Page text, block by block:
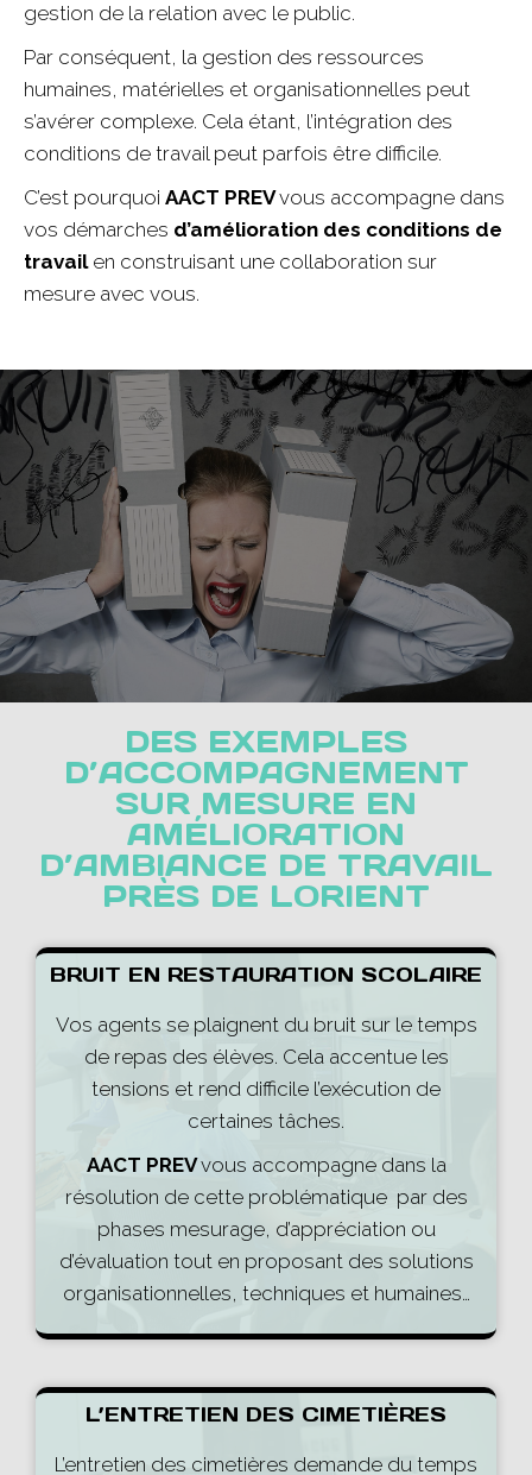
gestion de la relation avec le public.
Par conséquent, la gestion des ressources
humaines, matérielles et organisationnelles peut
s’avérer complexe. Cela étant, l’intégration des
conditions de travail peut parfois être difficile.
C’est pourquoi AACT PREVvous accompagne dans
vos démarches d’amélioration des conditions de
travail en construisant une collaboration sur
mesure avec vous.
DES EXEMPLES
D’ACCOMPAGNEMENT
SUR MESURE EN
AMÉLIORATION
D’AMBIANCE DE TRAVAIL
PRÈS DE LORIENT
BRUIT EN RESTAURATION SCOLAIRE
Vos agents se plaignent du bruit sur le temps
de repas des élèves. Cela accentue les
tensions et rend difficile l’exécution de
certaines tâches.
AACT PREVvous accompagne dans la
résolution de cette problématique par des
phases mesurage, d’appréciation ou
d’évaluation tout en proposant des solutions
organisationnelles, techniques et humaines…
L’ENTRETIEN DES CIMETIÈRES
L’entretien des cimetières demande du temps